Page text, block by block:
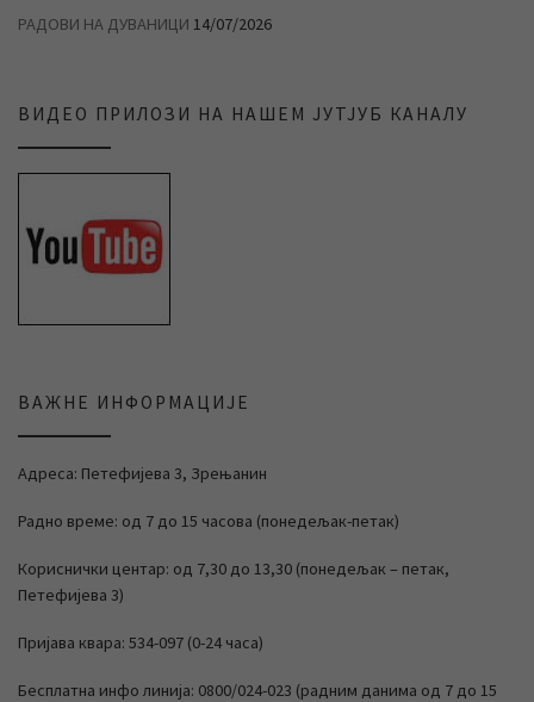
РАДОВИ НА ДУВАНИЦИ 14/07/2026
ВИДЕО ПРИЛОЗИ НА НАШЕМ ЈУТЈУБ КАНАЛУ
ВАЖНЕ ИНФОРМАЦИЈЕ
Адреса: Петефијева 3, Зрењанин
Радно време: од 7 до 15 часова (понедељак-петак)
Кориснички центар: од 7,30 до 13,30 (понедељак – петак,
Петефијева 3)
Пријава квара: 534-097 (0-24 часа)
Бесплатна инфо линија: 0800/024-023 (радним данима од 7 до 15